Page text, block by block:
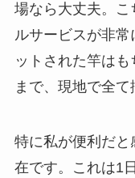
場なら大丈夫。こ
ルサービスが非
ットされた竿は
まで、現地で全て
特に私が便利だ
在です。これは1